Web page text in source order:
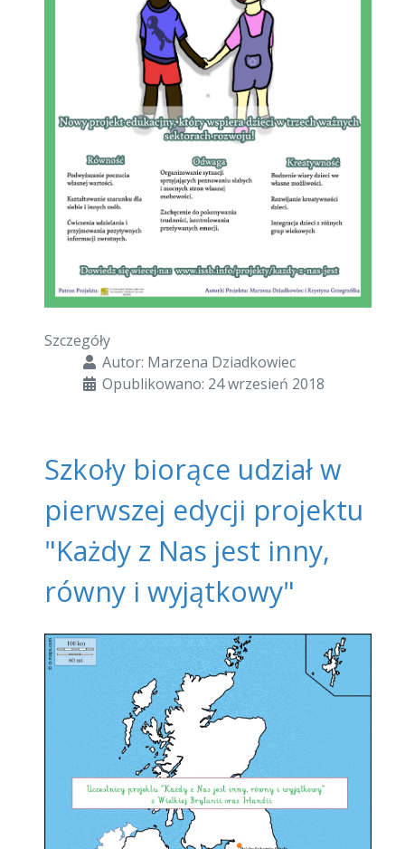
Szczegóły
Autor: Marzena Dziadkowiec
Opublikowano: 24 wrzesień 2018
Szkoły biorące udział w
pierwszej edycji projektu
"Każdy z Nas jest inny,
równy i wyjątkowy"